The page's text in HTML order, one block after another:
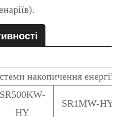
накопичення
SR500KW-
HY
SR1MW-HY